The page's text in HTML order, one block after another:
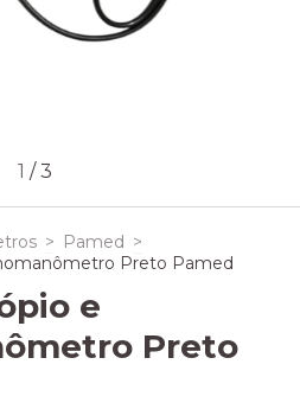
1 / 3
> Pamed >
Preto Pamed
e
Preto